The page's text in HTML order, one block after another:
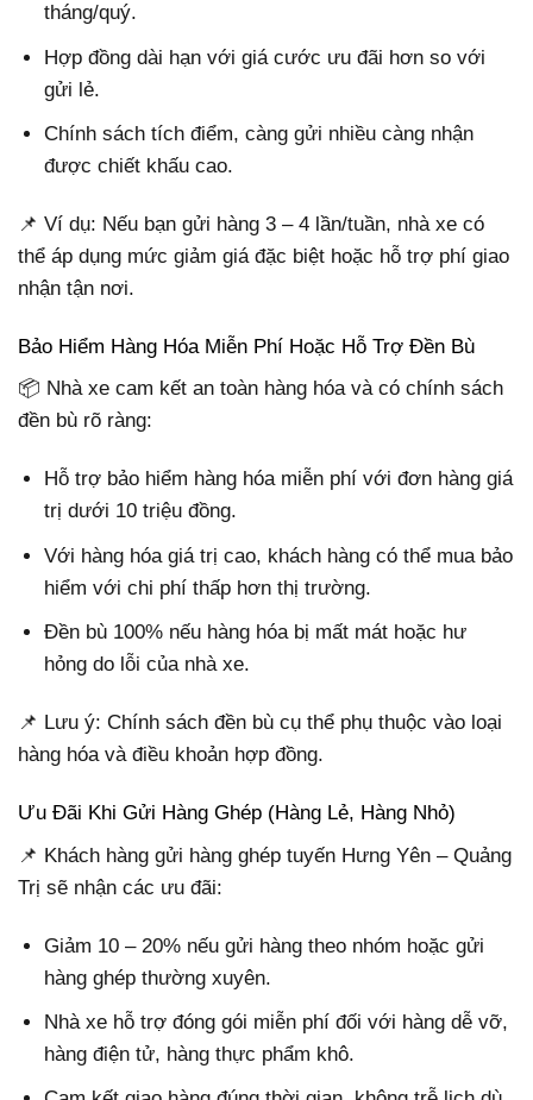
tháng/quý.
Hợp đồng dài hạn với giá cước ưu đãi hơn so với
gửi lẻ.
Chính sách tích điểm, càng gửi nhiều càng nhận
được chiết khấu cao.
📌 Ví dụ: Nếu bạn gửi hàng 3 – 4 lần/tuần, nhà xe có
thể áp dụng mức giảm giá đặc biệt hoặc hỗ trợ phí giao
nhận tận nơi.
Bảo Hiểm Hàng Hóa Miễn Phí Hoặc Hỗ Trợ Đền Bù
📦 Nhà xe cam kết an toàn hàng hóa và có chính sách
đền bù rõ ràng:
Hỗ trợ bảo hiểm hàng hóa miễn phí với đơn hàng giá
trị dưới 10 triệu đồng.
Với hàng hóa giá trị cao, khách hàng có thể mua bảo
hiểm với chi phí thấp hơn thị trường.
Đền bù 100% nếu hàng hóa bị mất mát hoặc hư
hỏng do lỗi của nhà xe.
📌 Lưu ý: Chính sách đền bù cụ thể phụ thuộc vào loại
hàng hóa và điều khoản hợp đồng.
Ưu Đãi Khi Gửi Hàng Ghép (Hàng Lẻ, Hàng Nhỏ)
📌 Khách hàng gửi hàng ghép tuyến Hưng Yên – Quảng
Trị sẽ nhận các ưu đãi:
Giảm 10 – 20% nếu gửi hàng theo nhóm hoặc gửi
hàng ghép thường xuyên.
Nhà xe hỗ trợ đóng gói miễn phí đối với hàng dễ vỡ,
hàng điện tử, hàng thực phẩm khô.